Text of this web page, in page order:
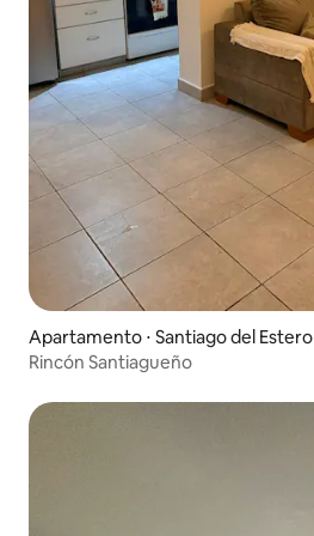
Apartamento ⋅ Santiago del Estero
Rincón Santiagueño